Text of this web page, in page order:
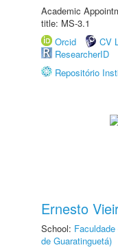
Academic
title: MS-3.1
Orcid
CV
ResearcherID
Repositório
Ernesto
School:
de Guaratinguetá)